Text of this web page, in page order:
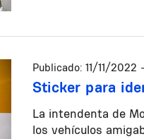
Publicado: 11/11/2022
Sticker para
La intendenta de
los vehículos